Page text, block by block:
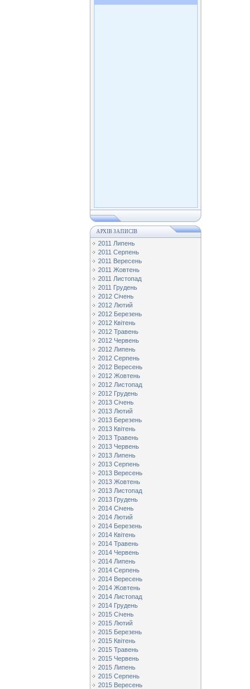
АРХІВ ЗАПИСІВ
2011 Липень
2011 Серпень
2011 Вересень
2011 Жовтень
2011 Листопад
2011 Грудень
2012 Січень
2012 Лютий
2012 Березень
2012 Квітень
2012 Травень
2012 Червень
2012 Липень
2012 Серпень
2012 Вересень
2012 Жовтень
2012 Листопад
2012 Грудень
2013 Січень
2013 Лютий
2013 Березень
2013 Квітень
2013 Травень
2013 Червень
2013 Липень
2013 Серпень
2013 Вересень
2013 Жовтень
2013 Листопад
2013 Грудень
2014 Січень
2014 Лютий
2014 Березень
2014 Квітень
2014 Травень
2014 Червень
2014 Липень
2014 Серпень
2014 Вересень
2014 Жовтень
2014 Листопад
2014 Грудень
2015 Січень
2015 Лютий
2015 Березень
2015 Квітень
2015 Травень
2015 Червень
2015 Липень
2015 Серпень
2015 Вересень